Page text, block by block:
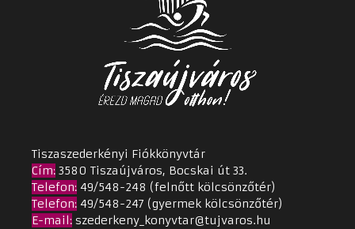
Tiszaszederkényi Fiókkönyvtár
Cím: 3580 Tiszaújváros, Bocskai út 33.
Telefon: 49/548-248 (felnőtt kölcsönzőtér)
Telefon: 49/548-247 (gyermek kölcsönzőtér)
E-mail: szederkeny_konyvtar@tujvaros.hu